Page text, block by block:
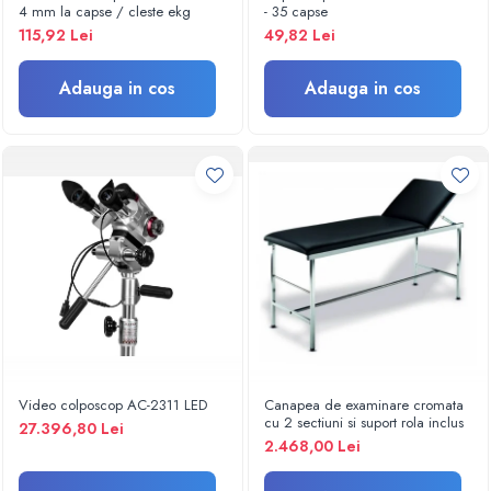
Umidificatoare
Monitorizare somn
Masurare
Cantare
Masurare corporala
Alcoolmetre
Prim ajutor, urgenta & reanimare
Targi urgente
Truse urgente
Genti urgente
Gulere cervicale
Rucsacuri
Foarfece
Truse pentru resuscitare / reanimare
4 mm la capse / cleste ekg
115,92 Lei
Adauga in cos
- 35 capse
49,82 Lei
Adauga in cos
Video colposcop AC-2311 LED
27.396,80 Lei
Canapea de examinare cromata
cu 2 sectiuni si suport rola inclus
2.468,00 Lei